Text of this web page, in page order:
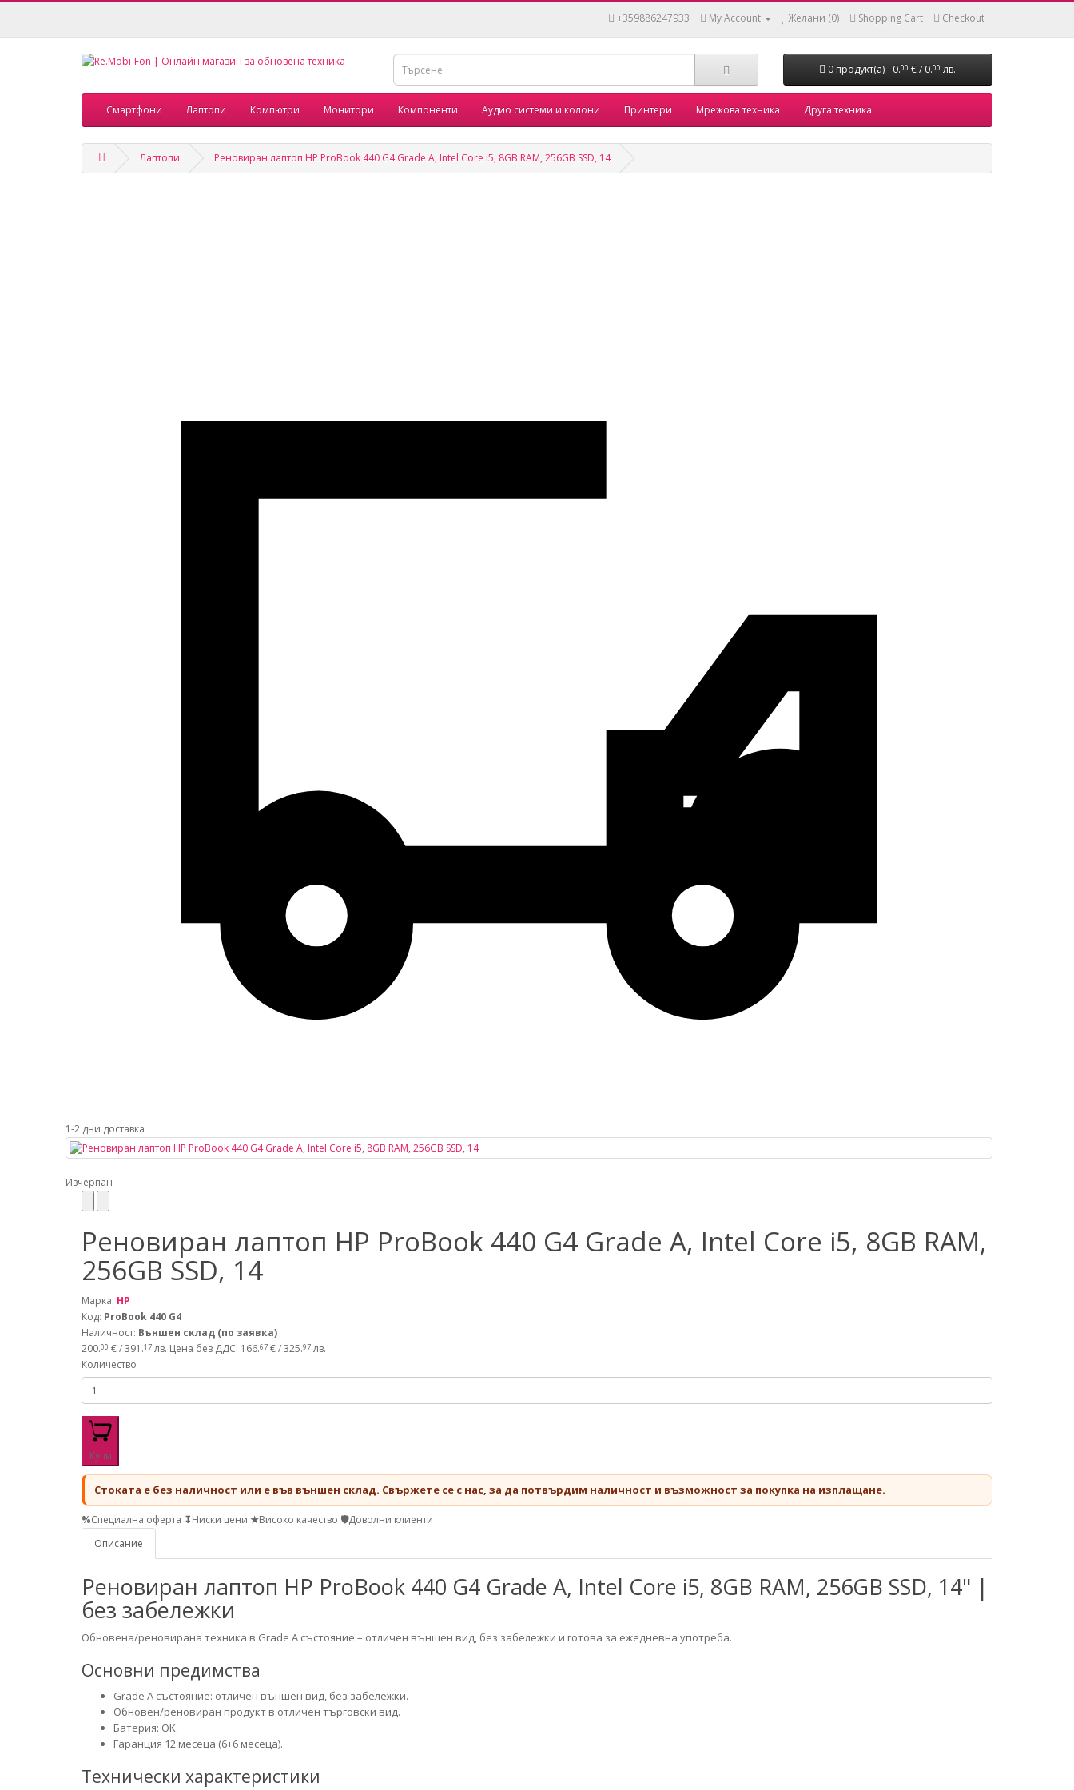
+359886247933 My Account Желани (0) Shopping Cart Checkout
0 продукт(а) - 0.00 € / 0.00 лв.
Смартфони Лаптопи Компютри Монитори Компоненти Аудио системи и колони Принтери Мрежова техника Друга техника
Лаптопи Реновиран лаптоп HP ProBook 440 G4 Grade A, Intel Core i5, 8GB RAM, 256GB SSD, 14
1-2 дни доставка
Изчерпан
Реновиран лаптоп HP ProBook 440 G4 Grade A, Intel Core i5, 8GB RAM,
256GB SSD, 14
Марка: HP
Код: ProBook 440 G4
Наличност: Външен склад (по заявка)
200.00 € / 391.17 лв. Цена без ДДС: 166.67 € / 325.97 лв.
Количество
Купи
Стоката е без наличност или е във външен склад. Свържете се с нас, за да потвърдим наличност и възможност за покупка на изплащане.
%Специална оферта ↧Ниски цени ★Високо качество 🛡Доволни клиенти
Описание
Реновиран лаптоп HP ProBook 440 G4 Grade A, Intel Core i5, 8GB RAM, 256GB SSD, 14" |
без забележки
Обновена/реновирана техника в Grade A състояние – отличен външен вид, без забележки и готова за ежедневна употреба.
Основни предимства
Grade A състояние: отличен външен вид, без забележки.
Обновен/реновиран продукт в отличен търговски вид.
Батерия: OK.
Гаранция 12 месеца (6+6 месеца).
Технически характеристики